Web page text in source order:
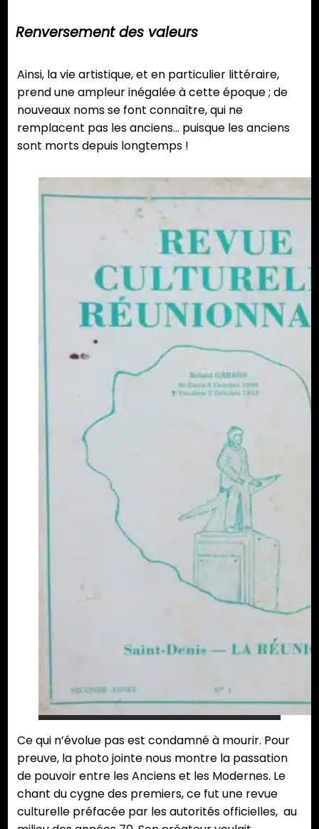
Renversement des valeurs
Ainsi, la vie artistique, et en particulier littéraire,
prend une ampleur inégalée à cette époque ; de
nouveaux noms se font connaître, qui ne
remplacent pas les anciens… puisque les anciens
sont morts depuis longtemps !
Ce qui n’évolue pas est condamné à mourir. Pour
preuve, la photo jointe nous montre la passation
de pouvoir entre les Anciens et les Modernes. Le
chant du cygne des premiers, ce fut une revue
culturelle préfacée par les autorités officielles, au